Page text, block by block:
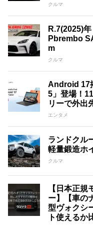
クルマ
R.7(2025)
Pbrembo
m
クルマ
Android 17
5」登場！
リーで外出
エンタメ
ランドクル
軽量鍛造ホ
クルマ
【日本正
ー】【車の
型ヴォクシ
ト使えるか